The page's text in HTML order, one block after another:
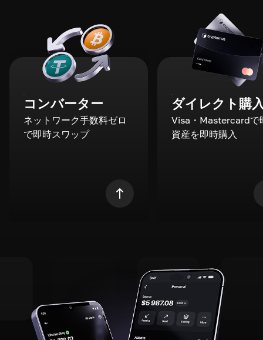
コンバーター
ネットワーク手数料ゼロ
で即時スワップ
ダイレクト購
Visa・Mastercardで
資産を即時購入